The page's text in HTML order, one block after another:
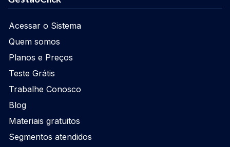
Acessar o Sistema
Quem somos
Planos e Preços
Teste Grátis
Trabalhe Conosco
Blog
Materiais gratuitos
Segmentos atendidos